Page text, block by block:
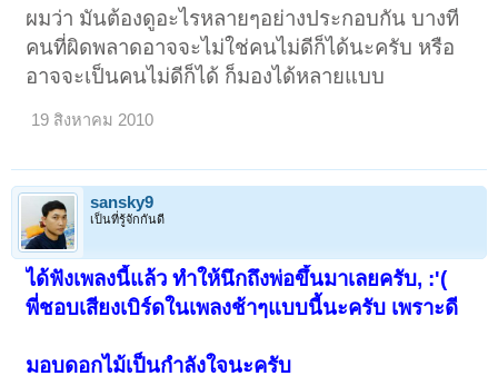
ผมว่า มันต้องดูอะไรหลายๆอย่างประกอบกัน บางที
คนที่ผิดพลาดอาจจะไม่ใช่คนไม่ดีก็ได้นะครับ หรือ
อาจจะเป็นคนไม่ดีก็ได้ ก็มองได้หลายแบบ
19 สิงหาคม 2010
sansky9
เป็นที่รู้จักกันดี
ได้ฟังเพลงนี้แล้ว ทำให้นึกถึงพ่อขึ้นมาเลยครับ, :'(
พี่ชอบเสียงเบิร์ดในเพลงช้าๆแบบนี้นะครับ เพราะดี
มอบดอกไม้เป็นกำลังใจนะครับ